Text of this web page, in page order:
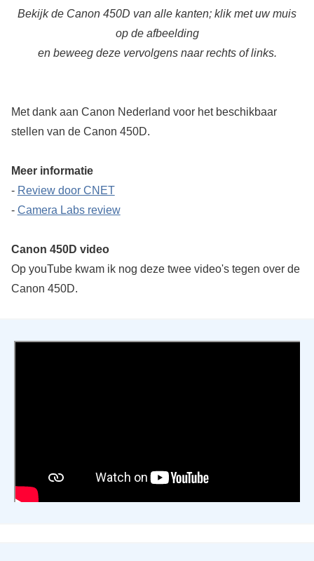
Bekijk de Canon 450D van alle kanten; klik met uw muis
op de afbeelding
en beweeg deze vervolgens naar rechts of links.
Met dank aan Canon Nederland voor het beschikbaar
stellen van de Canon 450D.
Meer informatie
- Review door CNET
- Camera Labs review
Canon 450D video
Op youTube kwam ik nog deze twee video's tegen over de
Canon 450D.